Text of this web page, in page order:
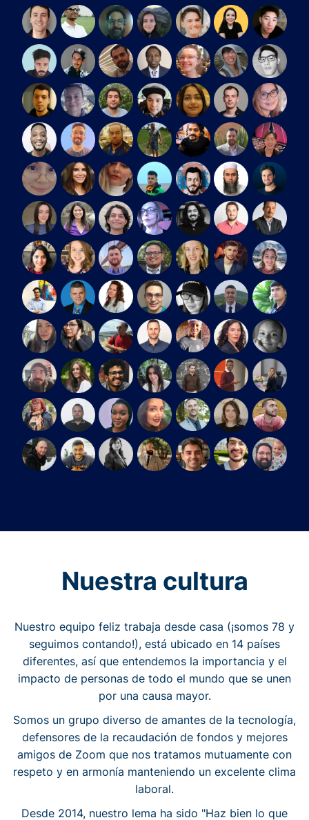
Nuestra cultura
Nuestro equipo feliz trabaja desde casa (¡somos 78 y
seguimos contando!), está ubicado en 14 países
diferentes, así que entendemos la importancia y el
impacto de personas de todo el mundo que se unen
por una causa mayor.
Somos un grupo diverso de amantes de la tecnología,
defensores de la recaudación de fondos y mejores
amigos de Zoom que nos tratamos mutuamente con
respeto y en armonía manteniendo un excelente clima
laboral.
Desde 2014, nuestro lema ha sido "Haz bien lo que